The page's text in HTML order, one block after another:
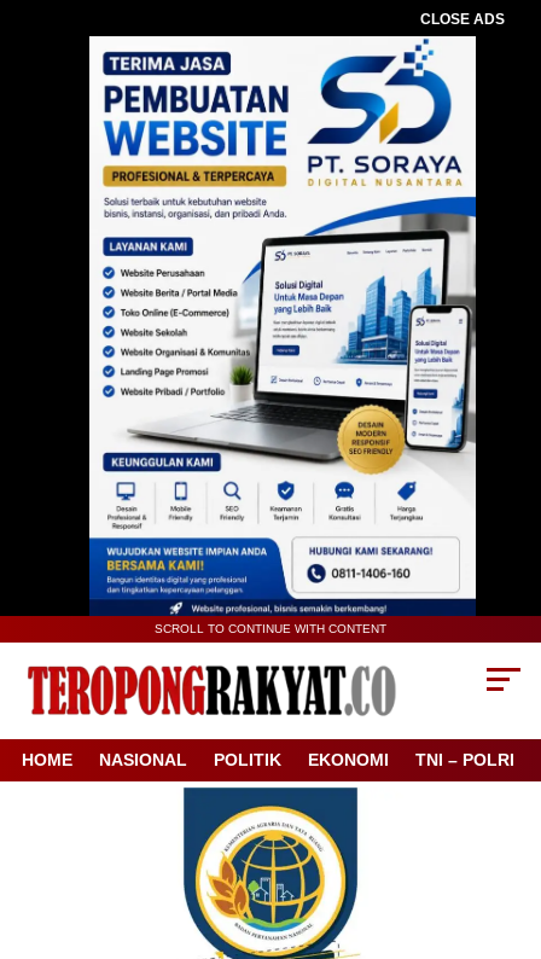
CLOSE ADS
SCROLL TO CONTINUE WITH CONTENT
HOME NASIONAL POLITIK EKONOMI TNI – POLRI